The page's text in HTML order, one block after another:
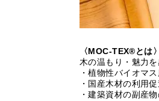
〈MOC-TEX®とは〉
木の温もり・魅力
・植物性バイオマ
・国産木材の利用
・建築資材の副産